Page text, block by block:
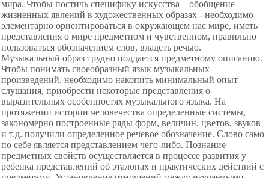
мира. Чтобы постичь специфику искусства – обобщение
жизненных явлений в художественных образах - необходимо
элементарно ориентироваться в окружающем нас мире, иметь
представления о мире предметном и чувственном, правильно
пользоваться обозначением слов, владеть речью.
Музыкальный образ трудно поддается предметному описанию.
Чтобы понимать своеобразный язык музыкальных
произведений, необходимо накопить минимальный опыт
слушания, приобрести некоторые представления о
выразительных особенностях музыкального языка. На
протяжении истории человечества определенные системы,
закономерно построенные ряды форм, величин, цветов, звуков
и т.д. получили определенное речевое обозначение. Слово само
по себе является представлением чего-либо. Познание
предметных свойств осуществляется в процессе развития у
ребенка представлений об эталонах и практических действий с